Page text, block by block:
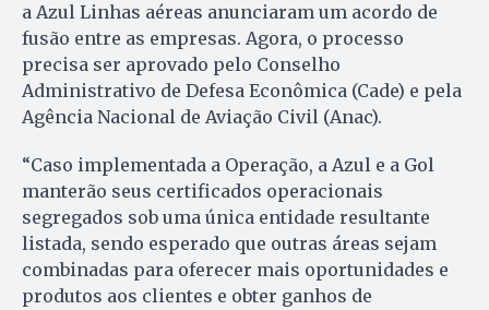
a Azul Linhas aéreas anunciaram um acordo de
fusão entre as empresas. Agora, o processo
precisa ser aprovado pelo Conselho
Administrativo de Defesa Econômica (Cade) e pela
Agência Nacional de Aviação Civil (Anac).
“Caso implementada a Operação, a Azul e a Gol
manterão seus certificados operacionais
segregados sob uma única entidade resultante
listada, sendo esperado que outras áreas sejam
combinadas para oferecer mais oportunidades e
produtos aos clientes e obter ganhos de